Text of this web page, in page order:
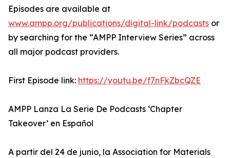
Episodes are available at
www.ampp.org/publications/digital-link/podcasts or
by searching for the “AMPP Interview Series” across
all major podcast providers.
First Episode link: https://youtu.be/f7nFkZbcQZE
AMPP Lanza La Serie De Podcasts ‘Chapter
Takeover’ en Español
A partir del 24 de junio, la Association for Materials